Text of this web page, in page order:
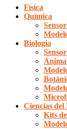
Física
Química
Biología
Ciencias del
Kits